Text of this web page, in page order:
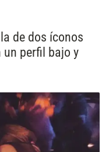
de dos íconos
un perfil bajo y